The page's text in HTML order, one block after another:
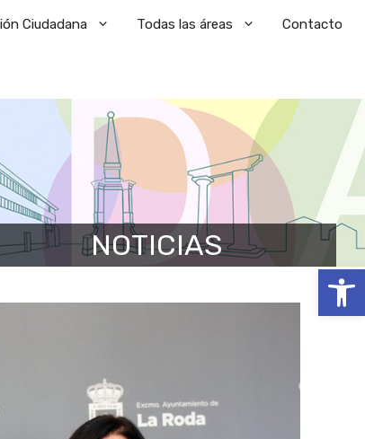
Abrir
Ciudadana Todas las áreas Contacto
NOTICIAS